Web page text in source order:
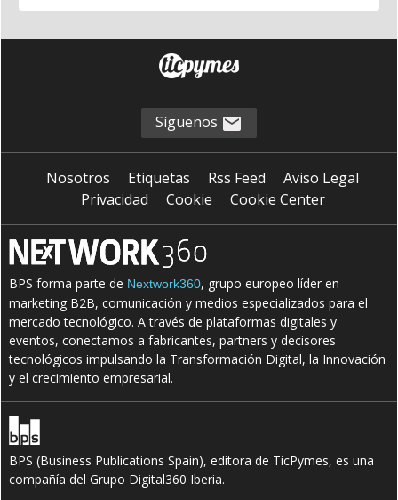
Síguenos
Nosotros Etiquetas Rss Feed
Aviso Legal
Privacidad
Cookie Cookie Center
BPS forma parte de Nextwork360, grupo europeo líder en
marketing B2B, comunicación y medios especializados para el
mercado tecnológico. A través de plataformas digitales y
eventos, conectamos a fabricantes, partners y decisores
tecnológicos impulsando la Transformación Digital, la Innovación
y el crecimiento empresarial.
BPS (Business Publications Spain), editora de TicPymes, es una
compañía del Grupo Digital360 Iberia.